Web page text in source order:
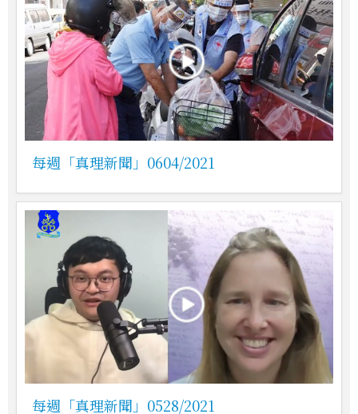
每週「真理新聞」0604/2021
每週「真理新聞」0528/2021